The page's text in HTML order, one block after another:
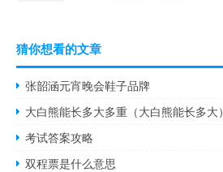
猜你想看的文章
张韶涵元宵晚会鞋子品牌
大白熊能长多大多重（大白熊能长多大）
考试答案攻略
双程票是什么意思